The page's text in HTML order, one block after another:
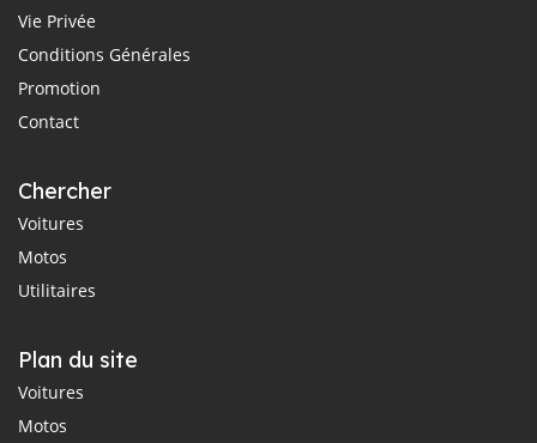
Vie Privée
Conditions Générales
Promotion
Contact
Chercher
Voitures
Motos
Utilitaires
Plan du site
Voitures
Motos